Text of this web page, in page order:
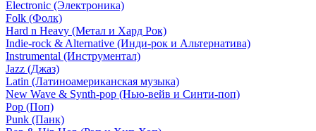
Electronic (Электроника)
Folk (Фолк)
Hard n Heavy (Метал и Хард Рок)
Indie-rock & Alternative (Инди-рок и Альтернатива)
Instrumental (Инструментал)
Jazz (Джаз)
Latin (Латиноамериканская музыка)
New Wave & Synth-pop (Нью-вейв и Синти-поп)
Pop (Поп)
Punk (Панк)